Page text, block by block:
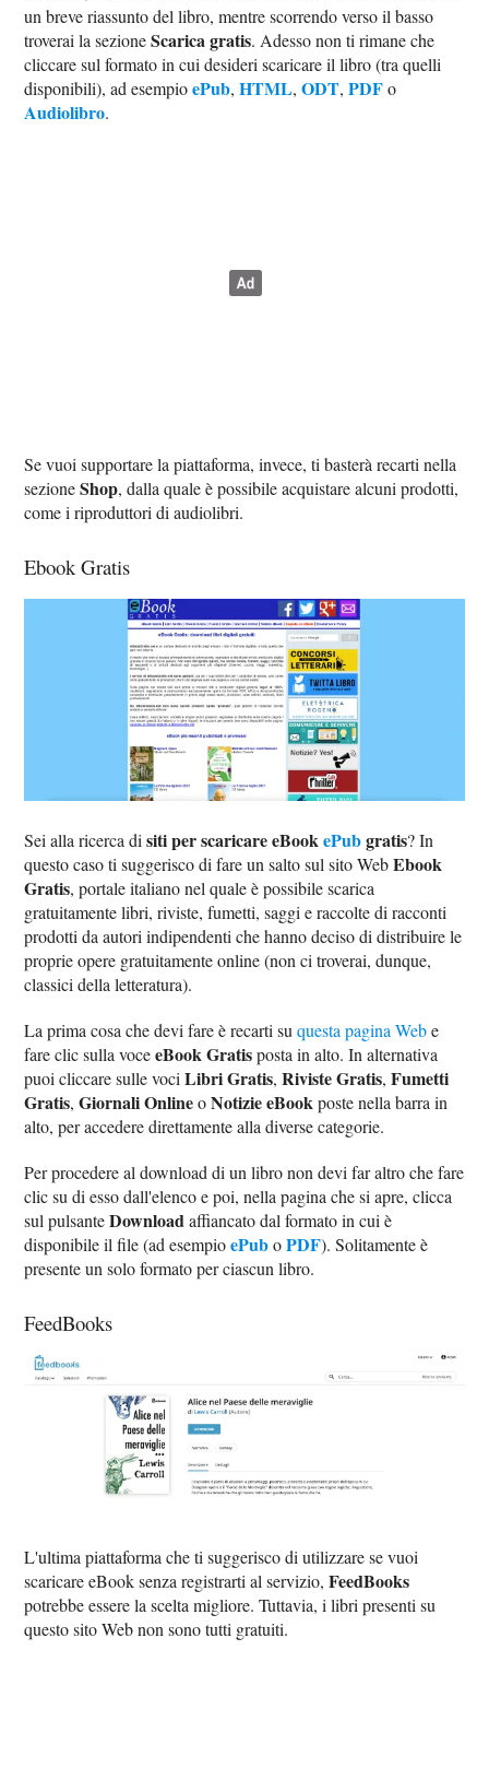
un breve riassunto del libro, mentre scorrendo verso il basso
troverai la sezioneScarica gratis. Adesso non ti rimane che
cliccare sul formato in cui desideri scaricare il libro (tra quelli
disponibili), ad esempioePub,HTML,ODT,PDFo
Audiolibro.
Se vuoi supportare la piattaforma, invece, ti basterà recarti nella
sezioneShop, dalla quale è possibile acquistare alcuni prodotti,
come i riproduttori di audiolibri.
Ebook Gratis
Sei alla ricerca disiti per scaricare eBookePubgratis? In
questo caso ti suggerisco di fare un salto sul sito WebEbook
Gratis, portale italiano nel quale è possibile scarica
gratuitamente libri, riviste, fumetti, saggi e raccolte di racconti
prodotti da autori indipendenti che hanno deciso di distribuire le
proprie opere gratuitamente online (non ci troverai, dunque,
classici della letteratura).
La prima cosa che devi fare è recarti suquesta pagina Webe
fare clic sulla voceeBook Gratisposta in alto. In alternativa
puoi cliccare sulle vociLibri Gratis,Riviste Gratis,Fumetti
Gratis,Giornali OnlineoNotizie eBookposte nella barra in
alto, per accedere direttamente alla diverse categorie.
Per procedere al download di un libro non devi far altro che fare
clic su di esso dall'elenco e poi, nella pagina che si apre, clicca
sul pulsanteDownloadaffiancato dal formato in cui è
disponibile il file (ad esempioePuboPDF). Solitamente è
presente un solo formato per ciascun libro.
FeedBooks
L'ultima piattaforma che ti suggerisco di utilizzare se vuoi
scaricare eBook senza registrarti al servizio,FeedBooks
potrebbe essere la scelta migliore. Tuttavia, i libri presenti su
questo sito Web non sono tutti gratuiti.